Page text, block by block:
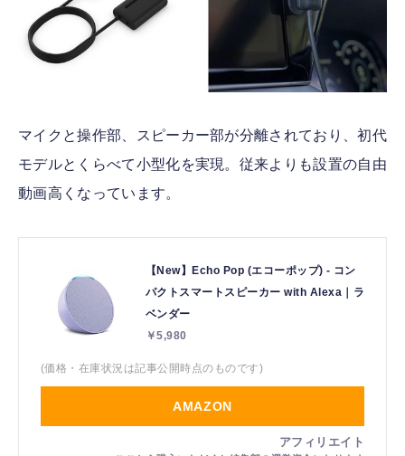
マイクと操作部、スピーカー部が分離されており、初代
モデルとくらべて小型化を実現。従来よりも設置の自由
動画高くなっています。
【New】Echo Pop (エコーポップ) - コン
パクトスマートスピーカー with Alexa｜ラ
ベンダー
￥5,980
(価格・在庫状況は記事公開時点のものです)
AMAZON